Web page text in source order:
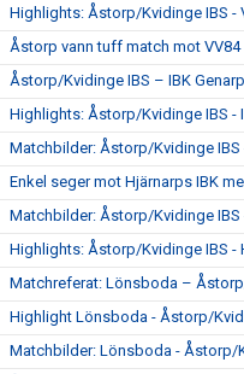
Highlights: Åstorp/Kvidinge IBS -
Åstorp vann tuff match mot VV84
Åstorp/Kvidinge IBS – IBK
Highlights: Åstorp/Kvidinge IBS -
Matchbilder: Åstorp/Kvidinge IBS
Enkel seger mot Hjärnarps IBK
Matchbilder: Åstorp/Kvidinge IBS
Highlights: Åstorp/Kvidinge IBS -
Matchreferat: Lönsboda –
Highlight Lönsboda - Åstorp/
Matchbilder: Lönsboda - Åstorp/